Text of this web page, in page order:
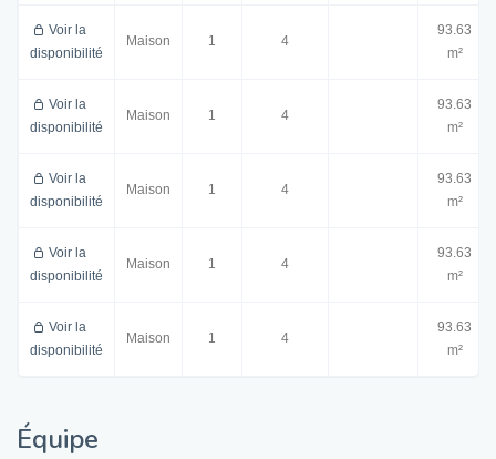
Voir la
disponibilité
Maison 1 4
93.63
m²
Voir la
disponibilité
Maison 1 4
93.63
m²
Voir la
disponibilité
Maison 1 4
93.63
m²
Voir la
disponibilité
Maison 1 4
93.63
m²
Voir la
disponibilité
Maison 1 4
93.63
m²
Équipe